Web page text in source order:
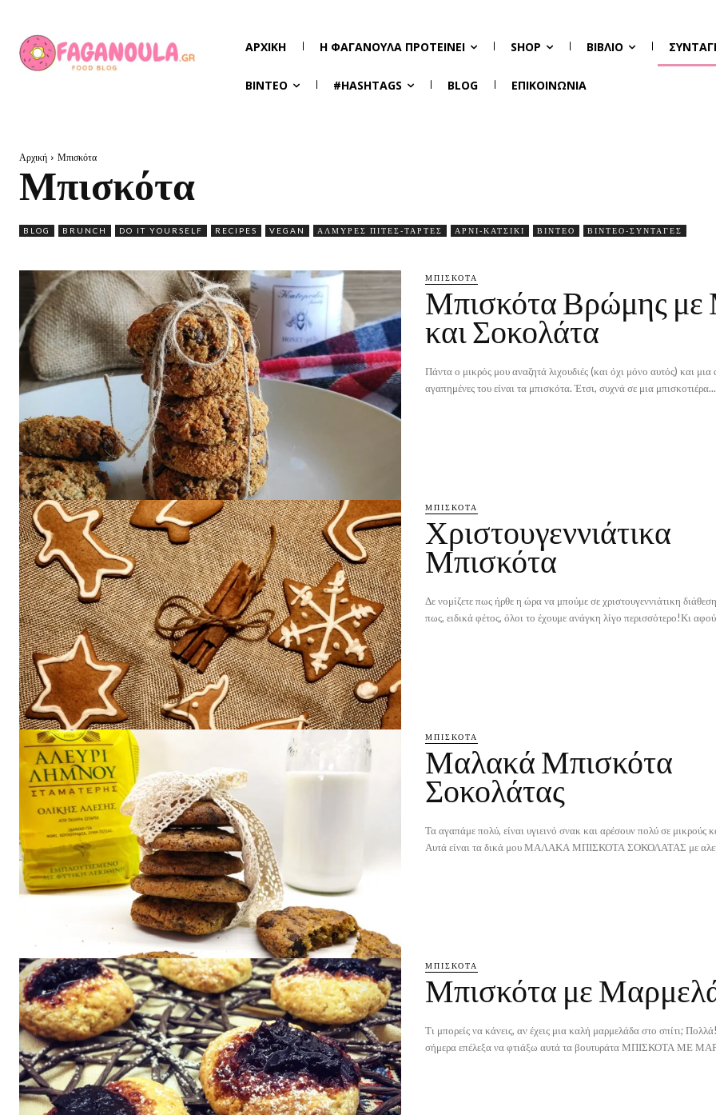
ΑΡΧΙΚΉ Η ΦΑΓΑΝΟΎΛΑ ΠΡΟΤΕΊΝΕΙ SHOP ΒΙΒΛΊΟ
ΒΊΝΤΕΟ #HASHTAGS BLOG ΕΠΙΚΟΙΝΩΝΊΑ
Αρχική Μπισκότα
Μπισκότα
BLOG BRUNCH DO IT YOURSELF RECIPES VEGAN ΑΛΜΥΡΈΣ ΠΊΤΕΣ-ΤΆΡΤΕΣ ΑΡΝΊ-ΚΑΤΣΊΚΙ ΒΊΝΤΕΟ ΒΙΝΤΕΟ-ΣΥΝΤΑΓΈΣ
ΜΠΙΣΚΌΤΑ
Μπισκότα Βρώμης με
και Σοκολάτα
Πάντα ο μικρός μου αναζητά λιχουδιές (και όχι μόνο αυτός) και μια
αγαπημένες του είναι τα μπισκότα. Έτσι, συχνά σε μια μπισκοτιέρα...
ΜΠΙΣΚΌΤΑ
Χριστουγεννιάτικα
Μπισκότα
Δε νομίζετε πως ήρθε η ώρα να μπούμε σε χριστουγεννιάτικη
πως, ειδικά φέτος, όλοι το έχουμε ανάγκη λίγο περισσότερο!Κι
ΜΠΙΣΚΌΤΑ
Μαλακά Μπισκότα
Σοκολάτας
Τα αγαπάμε πολύ, είναι υγιεινό σνακ και αρέσουν πολύ σε μικρούς
Αυτά είναι τα δικά μου ΜΑΛΑΚΑ ΜΠΙΣΚΟΤΑ ΣΟΚΟΛΑΤΑΣ με
ΜΠΙΣΚΌΤΑ
Μπισκότα με
Τι μπορείς να κάνεις, αν έχεις μια καλή μαρμελάδα στο σπίτι;
σήμερα επέλεξα να φτιάξω αυτά τα βουτυράτα ΜΠΙΣΚΟΤΑ ΜΕ